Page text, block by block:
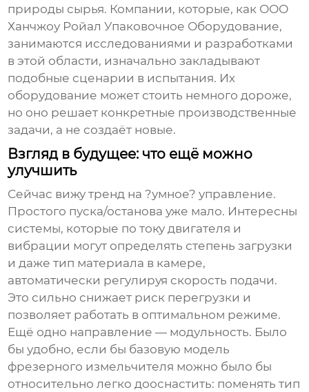
природы сырья. Компании, которые, как ООО
Ханчжоу Ройал Упаковочное Оборудование,
занимаются исследованиями и разработками
в этой области, изначально закладывают
подобные сценарии в испытания. Их
оборудование может стоить немного дороже,
но оно решает конкретные производственные
задачи, а не создаёт новые.
Взгляд в будущее: что ещё можно
улучшить
Сейчас вижу тренд на ?умное? управление.
Простого пуска/останова уже мало. Интересны
системы, которые по току двигателя и
вибрации могут определять степень загрузки
и даже тип материала в камере,
автоматически регулируя скорость подачи.
Это сильно снижает риск перегрузки и
позволяет работать в оптимальном режиме.
Ещё одно направление — модульность. Было
бы удобно, если бы базовую модель
фрезерного измельчителя можно было бы
относительно легко дооснастить: поменять тип